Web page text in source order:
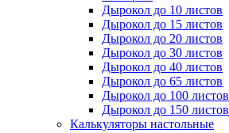
Дырокол до 10 листов
Дырокол до 15 листов
Дырокол до 20 листов
Дырокол до 30 листов
Дырокол до 40 листов
Дырокол до 65 листов
Дырокол до 100 листов
Дырокол до 150 листов
Калькуляторы настольные